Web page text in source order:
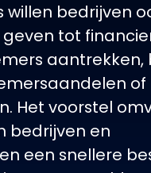
willen bedrijven
tot
aantrekken,
of
Het voorstel
bedrijven en
een snellere